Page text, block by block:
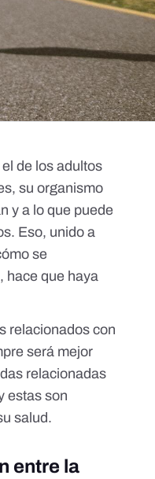
de los adultos
su organismo
y a lo que puede
Eso, unido a
se
hace que haya
relacionados con
será mejor
relacionadas
estas son
salud.
entre la